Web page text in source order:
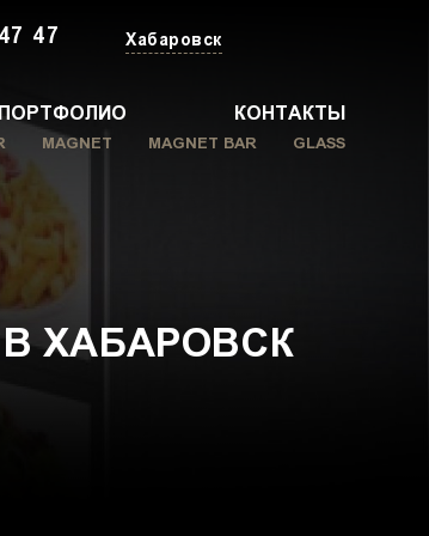
47 Хабаровск
КОНТАКТЫ
MAGNET MAGNET BAR GLASS
ХАБАРОВСК